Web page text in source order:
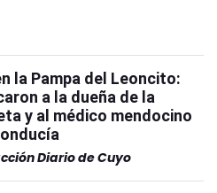
la Pampa del Leoncito:
a la dueña de la
y al médico mendocino
Diario de Cuyo